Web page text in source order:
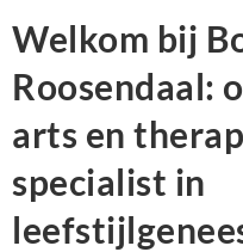
Welkom bij
Roosendaal:
arts en
specialist in